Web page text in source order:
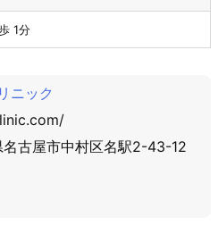
1分
ニック
古屋市中村区名駅2-43-12